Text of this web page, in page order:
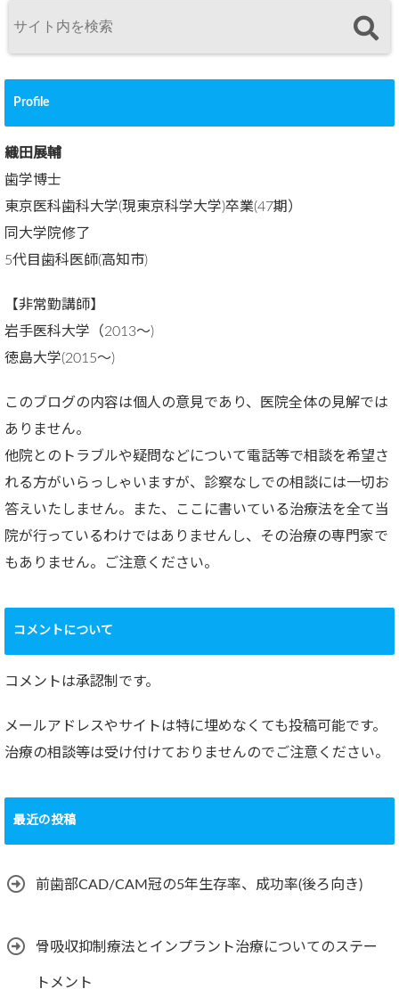
Profile
織田展輔
歯学博士
東京医科歯科大学(現東京科学大学)卒業(47期）
同大学院修了
5代目歯科医師(高知市)
【非常勤講師】
岩手医科大学（2013～)
徳島大学(2015～)
このブログの内容は個人の意見であり、医院全体の見解では
ありません。
他院とのトラブルや疑問などについて電話等で相談を希望さ
れる方がいらっしゃいますが、診察なしでの相談には一切お
答えいたしません。また、ここに書いている治療法を全て当
院が行っているわけではありませんし、その治療の専門家で
もありません。ご注意ください。
コメントについて
コメントは承認制です。
メールアドレスやサイトは特に埋めなくても投稿可能です。
治療の相談等は受け付けておりませんのでご注意ください。
最近の投稿
前歯部CAD/CAM冠の5年生存率、成功率(後ろ向き)
骨吸収抑制療法とインプラント治療についてのステー
トメント